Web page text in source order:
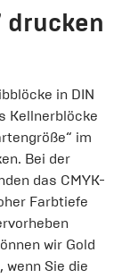
drucken
in DIN
Kellnerblöcke
im
Bei der
das CMYK-
Farbtiefe
wir Gold
wenn Sie die